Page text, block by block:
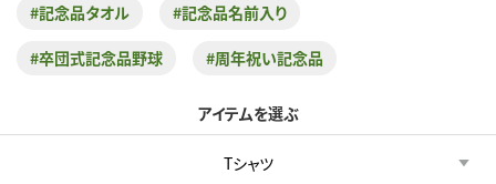
#記念品タオル #記念品名前入り
#卒団式記念品野球 #周年祝い記念品
アイテムを選ぶ
Tシャツ